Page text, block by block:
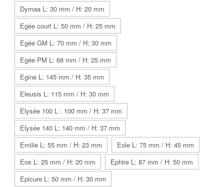
Dymaa L: 30 mm / H: 20 mm
Egée court L: 50 mm / H: 25 mm
Egée GM L: 70 mm / H: 30 mm
Egée PM L: 68 mm / H: 25 mm
Egine L: 145 mm / H: 35 mm
Eleusis L: 115 mm / H: 30 mm
Elysée 100 L : 100 mm / H: 37 mm
Elysée 140 L: 140 mm / H: 37 mm
Emilie L: 55 mm / H: 23 mm
Eole L: 75 mm / H: 45 mm
Eos L: 25 mm / H: 20 mm
Ephire L: 87 mm / H: 50 mm
Epicure L: 50 mm / H: 30 mm